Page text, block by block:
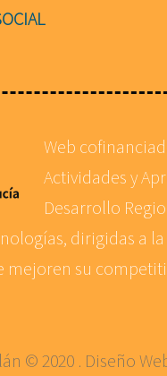
Web
Actividades y
Desarrollo
dirigidas a
mejoren su
© 2020 . Diseño